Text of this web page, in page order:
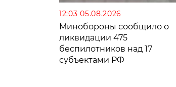
12:03 05.08.2026
Минобороны сообщило о
ликвидации 475
беспилотников над 17
субъектами РФ